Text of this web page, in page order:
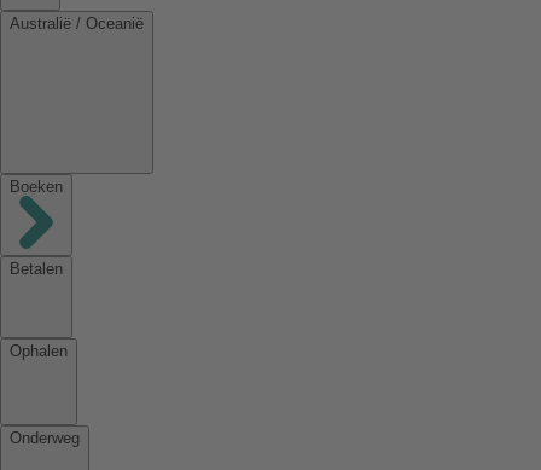
Australië / Oceanië
Boeken
Betalen
Ophalen
Onderweg